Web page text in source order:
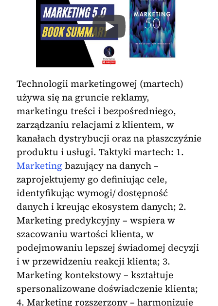
Technologii marketingowej (martech)
używa się na gruncie reklamy,
marketingu treści i bezpośredniego,
zarządzaniu relacjami z klientem, w
kanałach dystrybucji oraz na płaszczyźnie
produktu i usługi. Taktyki martech: 1.
Marketing bazujący na danych –
zaprojektujemy go definiując cele,
identyfikując wymogi/ dostępność
danych i kreując ekosystem danych; 2.
Marketing predykcyjny – wspiera w
szacowaniu wartości klienta, w
podejmowaniu lepszej świadomej decyzji
i w przewidzeniu reakcji klienta; 3.
Marketing kontekstowy – kształtuje
spersonalizowane doświadczenie klienta;
4. Marketing rozszerzony – harmonizuje